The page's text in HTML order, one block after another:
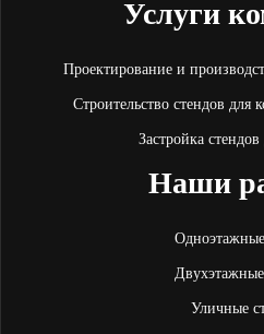
Услуги
Проектирование и
Строительство стендов для
Застройка
Наши
Уличные